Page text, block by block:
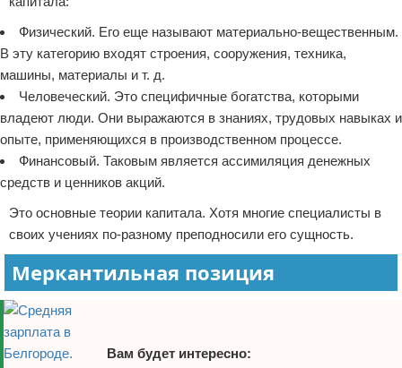
Физический. Его еще называют материально-вещественным.
В эту категорию входят строения, сооружения, техника,
машины, материалы и т. д.
Человеческий. Это специфичные богатства, которыми
владеют люди. Они выражаются в знаниях, трудовых навыках и
опыте, применяющихся в производственном процессе.
Финансовый. Таковым является ассимиляция денежных
средств и ценников акций.
Это основные теории капитала. Хотя многие специалисты в
своих учениях по-разному преподносили его сущность.
Меркантильная позиция
Вам будет интересно: